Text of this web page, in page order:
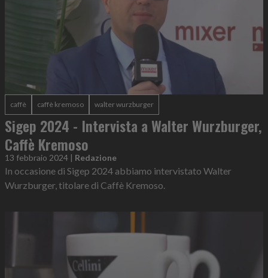
caffè caffè kremoso walter wurzburger
Sigep 2024 - Intervista a Walter Wurzburger,
Caffè Kremoso
13 febbraio 2024 | Redazione
In occasione di Sigep 2024 abbiamo intervistato Walter
Wurzburger, titolare di Caffè Kremoso.